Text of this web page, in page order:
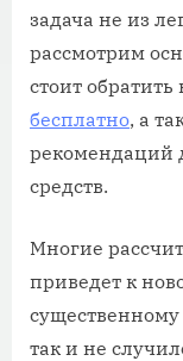
задача не из
рассмотрим
стоит
бесплатно, а
рекомендаций
средств.
Многие
приведет к
существенному
так и не